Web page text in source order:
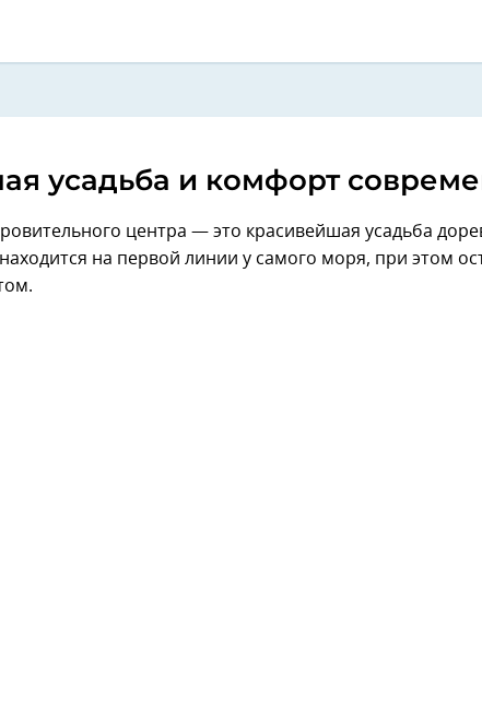
усадьба и комфорт
центра — это красивейшая усадьба
на первой линии у самого моря, при этом